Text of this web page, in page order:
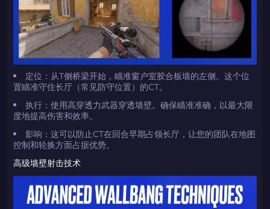
定位：从T侧桥梁开始，瞄准窗户室胶合板墙的左侧。这个位
置瞄准守住长厅（常见防守位置）的CT。
执行：使用高穿透力武器穿透墙壁。确保瞄准准确，以最大限
度地提高伤害和效率。
影响：这可以防止CT在回合早期占领长厅，让您的团队在地图
控制和轮换方面占据优势。
高级墙壁射击技术